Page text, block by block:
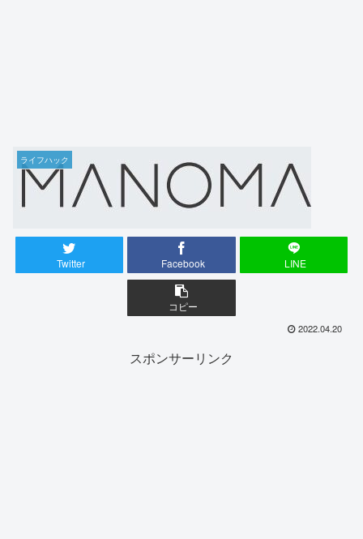
ライフハック
Twitter Facebook LINE
コピー
2022.04.20
スポンサーリンク